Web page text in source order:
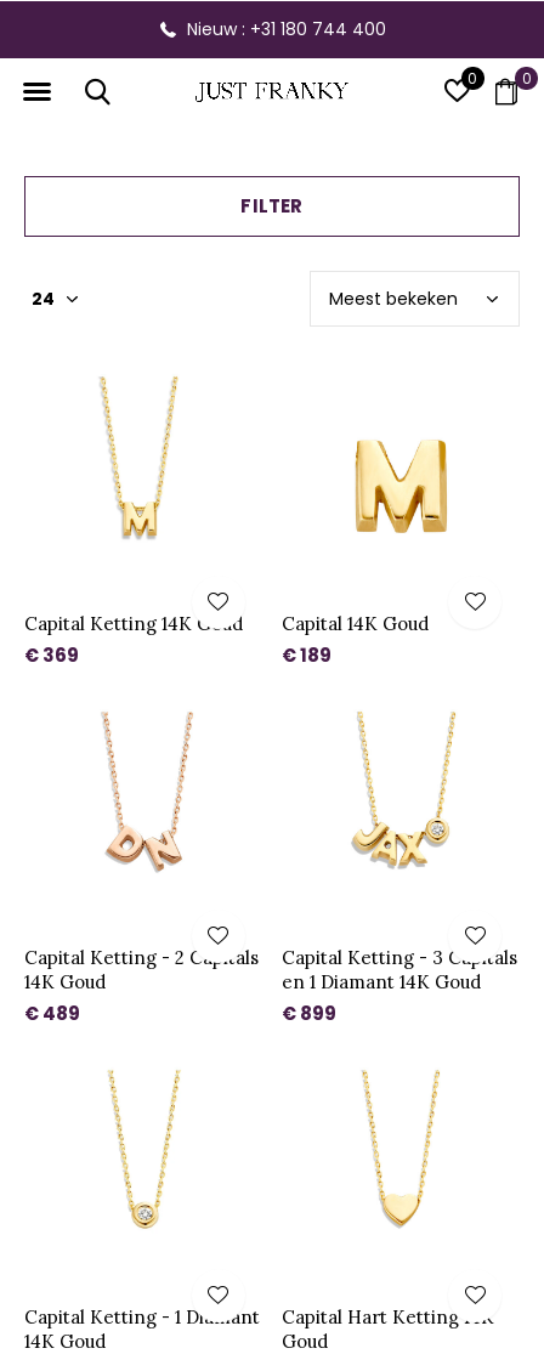
0 0
Nieuw : +31 180 744 400
FILTER
Capital Ketting 14K Goud
€ 369
Capital 14K Goud
€ 189
Capital Ketting - 2 Capitals
14K Goud
€ 489
Capital Ketting - 3 Capitals
en 1 Diamant 14K Goud
€ 899
Capital Ketting - 1 Diamant
14K Goud
Capital Hart Ketting 14K
Goud